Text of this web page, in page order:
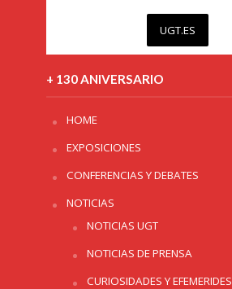
UGT.ES
+ 130 ANIVERSARIO
HOME
EXPOSICIONES
CONFERENCIAS Y DEBATES
NOTICIAS
NOTICIAS UGT
NOTICIAS DE PRENSA
CURIOSIDADES Y EFEMERIDES